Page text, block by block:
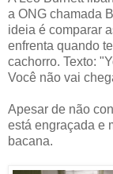
a ONG chamada
ideia é comparar
enfrenta quando
cachorro. Texto:
Você não vai
Apesar de não
está engraçada e
bacana.